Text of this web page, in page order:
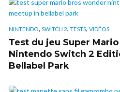
NINTENDO, SWITCH 2, TESTS, VIDÉOS
Test du jeu Super
Nintendo Switch 2
Bellabel Park